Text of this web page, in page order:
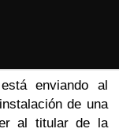
enviando al
de una
al titular de la